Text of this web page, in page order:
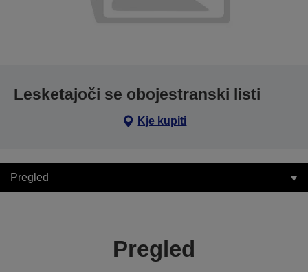
Lesketajoči se obojestranski listi
Kje kupiti
Pregled
Pregled